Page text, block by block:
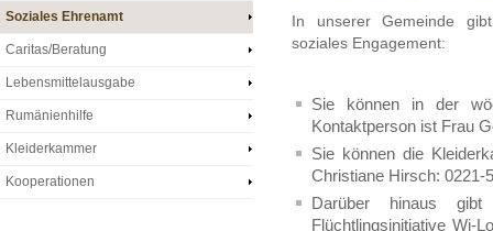
Soziales Ehrenamt
Caritas/Beratung
Lebensmittelausgabe
Rumänienhilfe
Kleiderkammer
Kooperationen
In unserer Gemeinde
soziales Engagement:
Sie können in der
Kontaktperson ist Frau
Sie können die
Christiane Hirsch: 0221-
Darüber hinaus
Flüchtlingsinitiative Wi-